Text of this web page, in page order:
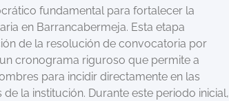
fundamental para fortalecer la
en Barrancabermeja. Esta etapa
de la resolución de convocatoria por
cronograma riguroso que permite a
para incidir directamente en las
la institución. Durante este periodo inicial,